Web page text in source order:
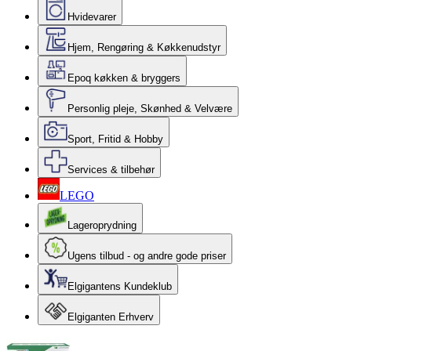
Hvidevarer
Hjem, Rengøring & Køkkenudstyr
Epoq køkken & bryggers
Personlig pleje, Skønhed & Velvære
Sport, Fritid & Hobby
Services & tilbehør
LEGO
Lageroprydning
Ugens tilbud - og andre gode priser
Elgigantens Kundeklub
Elgiganten Erhverv